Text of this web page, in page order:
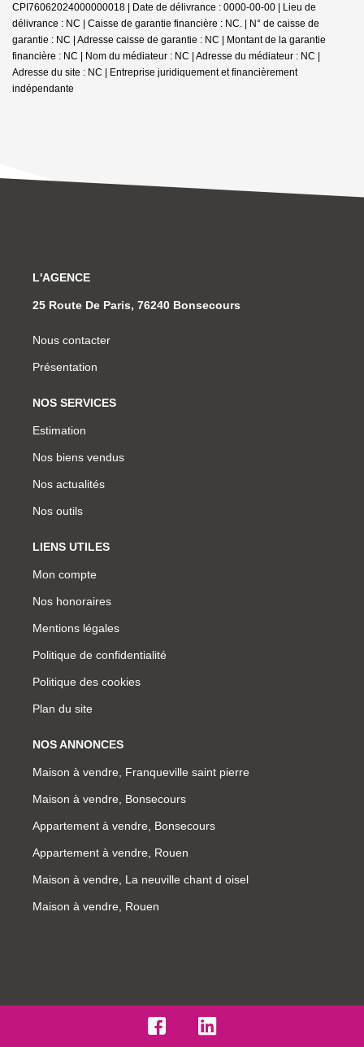
CPI76062024000000018 | Date de délivrance : 0000-00-00 | Lieu de
délivrance : NC | Caisse de garantie financière : NC. | N° de caisse de
garantie : NC | Adresse caisse de garantie : NC | Montant de la garantie
financière : NC | Nom du médiateur : NC | Adresse du médiateur : NC |
Adresse du site : NC | Entreprise juridiquement et financièrement
indépendante
L'AGENCE
25 Route De Paris, 76240 Bonsecours
Nous contacter
Présentation
NOS SERVICES
Estimation
Nos biens vendus
Nos actualités
Nos outils
LIENS UTILES
Mon compte
Nos honoraires
Mentions légales
Politique de confidentialité
Politique des cookies
Plan du site
NOS ANNONCES
Maison à vendre, Franqueville saint pierre
Maison à vendre, Bonsecours
Appartement à vendre, Bonsecours
Appartement à vendre, Rouen
Maison à vendre, La neuville chant d oisel
Maison à vendre, Rouen